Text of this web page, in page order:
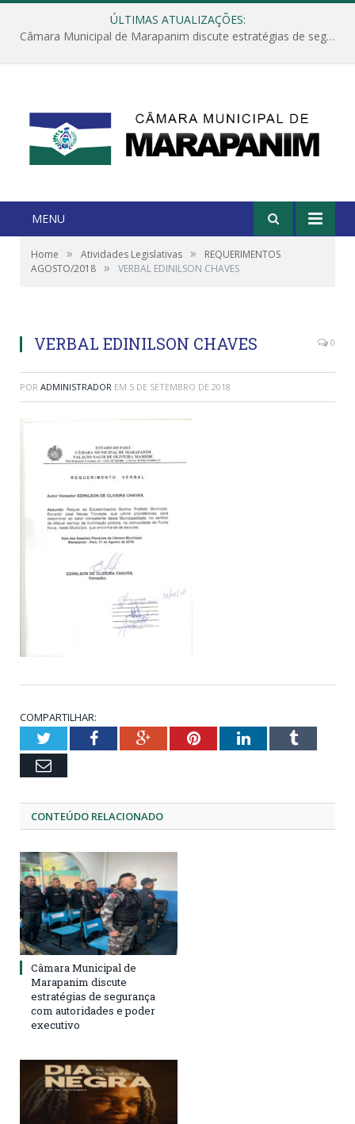
ÚLTIMAS ATUALIZAÇÕES:
Câmara Municipal de Marapanim discute estratégias de segurança com autoridades e poder executivo
MENU
Home » Atividades Legislativas »
REQUERIMENTOS
AGOSTO/2018 » VERBAL EDINILSON CHAVES
VERBAL EDINILSON CHAVES 0
POR ADMINISTRADOR EM 5 DE SETEMBRO DE 2018
COMPARTILHAR:
TwitterFacebookGoogle+PinterestLinkedInTumblr
Email
CONTEÚDO RELACIONADO
Câmara Municipal de
Marapanim discute
estratégias de segurança
com autoridades e poder
executivo